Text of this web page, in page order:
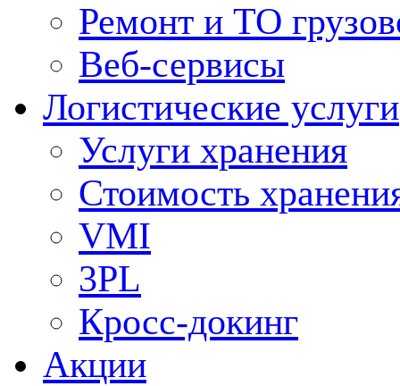
Ремонт и ТО
Веб-сервисы
Логистические услуги
Услуги хранения
Стоимость
VMI
3PL
Кросс-докинг
Акции